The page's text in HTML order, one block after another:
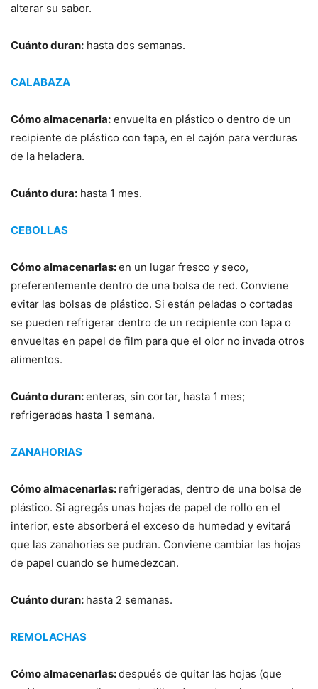
alterar su sabor.
Cuánto duran: hasta dos semanas.
CALABAZA
Cómo almacenarla: envuelta en plástico o dentro de un
recipiente de plástico con tapa, en el cajón para verduras
de la heladera.
Cuánto dura: hasta 1 mes.
CEBOLLAS
Cómo almacenarlas:en un lugar fresco y seco,
preferentemente dentro de una bolsa de red. Conviene
evitar las bolsas de plástico. Si están peladas o cortadas
se pueden refrigerar dentro de un recipiente con tapa o
envueltas en papel de film para que el olor no invada otros
alimentos.
Cuánto duran:enteras, sin cortar, hasta 1 mes;
refrigeradas hasta 1 semana.
ZANAHORIAS
Cómo almacenarlas: refrigeradas, dentro de una bolsa de
plástico. Si agregás unas hojas de papel de rollo en el
interior, este absorberá el exceso de humedad y evitará
que las zanahorias se pudran. Conviene cambiar las hojas
de papel cuando se humedezcan.
Cuánto duran: hasta 2 semanas.
REMOLACHAS
Cómo almacenarlas:después de quitar las hojas (que